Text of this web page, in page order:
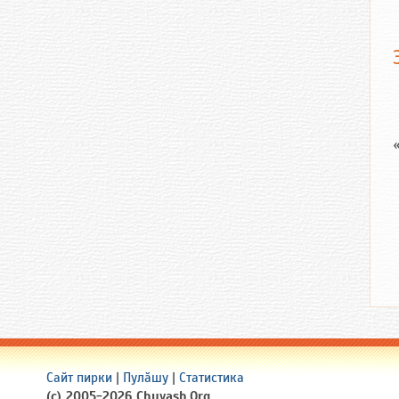
Сайт пирки Пулӑшу
Статистика